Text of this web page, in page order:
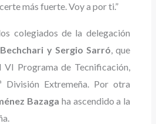
más fuerte. Voy a por ti.”
colegiados de la delegación
y Sergio Sarró, que
Programa de Tecnificación,
División Extremeña. Por otra
Bazaga ha ascendido a la